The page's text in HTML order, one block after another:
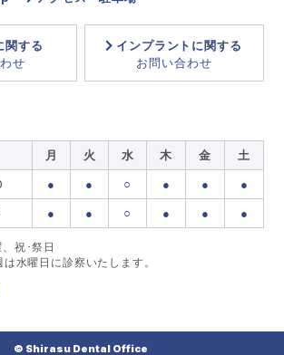
関する
せ
インプラントに関する
お問い合わせ
月 火 水 木 金
土
● ● ○ ● ●
●
● ● ○ ● ● ●
祝･祭日
は水曜日に診察いたします。
© Shirasu Dental Office